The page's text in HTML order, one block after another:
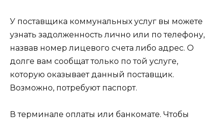
У поставщика коммунальных услуг вы можете
узнать задолженность лично или по телефону,
назвав номер лицевого счета либо адрес. О
долге вам сообщат только по той услуге,
которую оказывает данный поставщик.
Возможно, потребуют паспорт.
В терминале оплаты или банкомате. Чтобы